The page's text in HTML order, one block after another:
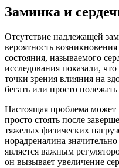
Заминка и
Отсутствие надлежащей
вероятность
состояния, называемого
исследования показали,
точки зрения влияния на
бегать или просто
Настоящая проблема может
просто стоять после
тяжелых физических
норадреналина
является важным
он вызывает увеличение